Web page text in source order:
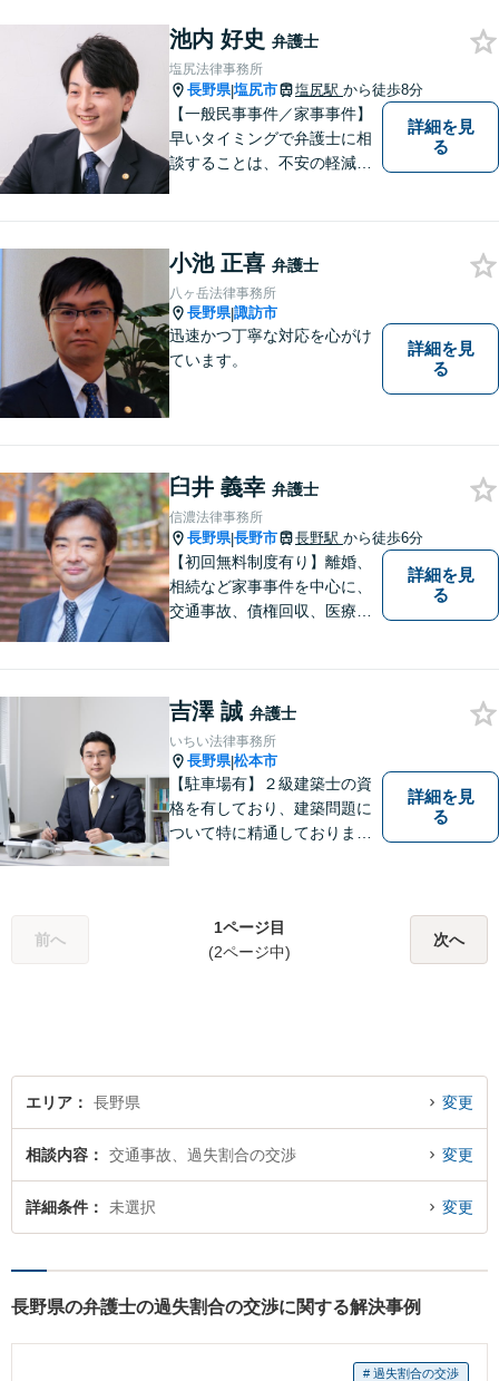
池内 好史 弁護士
塩尻法律事務所
長野県|塩尻市 塩尻駅 から徒歩8分
【一般民事事件／家事事件】
早いタイミングで弁護士に相
談することは、不安の軽減、
さい。
詳細を見
る
小池 正喜 弁護士
八ヶ岳法律事務所
長野県|諏訪市
迅速かつ丁寧な対応を心がけ
ています。
詳細を見
る
臼井 義幸 弁護士
信濃法律事務所
長野県|長野市 長野駅 から徒歩6分
【初回無料制度有り】離婚、
相続など家事事件を中心に、
交通事故、債権回収、医療過
詳細を見
る
吉澤 誠 弁護士
いちい法律事務所
長野県|松本市
【駐車場有】２級建築士の資
格を有しており、建築問題に
ついて特に精通しておりま
忙しい方もお気軽にご相談く
ださい。
詳細を見
る
前へ
1ページ目
(2ページ中)
次へ
エリア 長野県 変更
相談内容 交通事故、過失割合の交渉 変更
詳細条件 未選択 変更
長野県の弁護士の過失割合の交渉に関する解決事例
# 過失割合の交渉